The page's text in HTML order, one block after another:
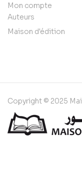
Mon compte
Auteurs
Maison d'édition
Copyright © 2025